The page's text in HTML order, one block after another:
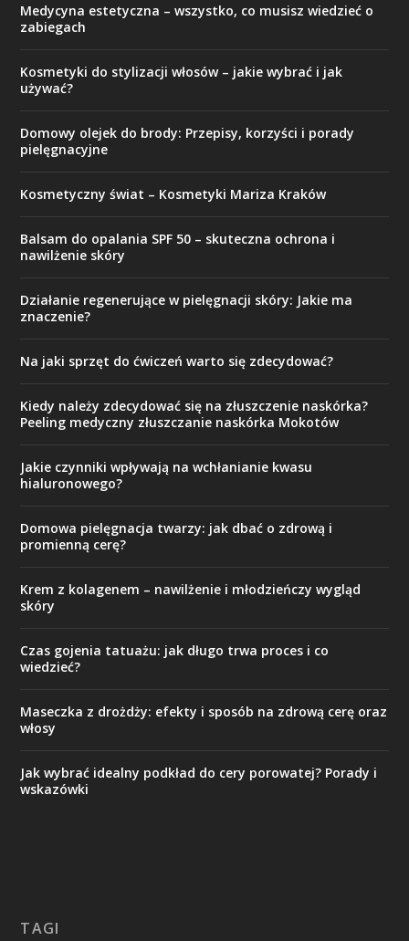
Medycyna estetyczna – wszystko, co musisz wiedzieć o
zabiegach
Kosmetyki do stylizacji włosów – jakie wybrać i jak
używać?
Domowy olejek do brody: Przepisy, korzyści i porady
pielęgnacyjne
Kosmetyczny świat – Kosmetyki Mariza Kraków
Balsam do opalania SPF 50 – skuteczna ochrona i
nawilżenie skóry
Działanie regenerujące w pielęgnacji skóry: Jakie ma
znaczenie?
Na jaki sprzęt do ćwiczeń warto się zdecydować?
Kiedy należy zdecydować się na złuszczenie naskórka?
Peeling medyczny złuszczanie naskórka Mokotów
Jakie czynniki wpływają na wchłanianie kwasu
hialuronowego?
Domowa pielęgnacja twarzy: jak dbać o zdrową i
promienną cerę?
Krem z kolagenem – nawilżenie i młodzieńczy wygląd
skóry
Czas gojenia tatuażu: jak długo trwa proces i co
wiedzieć?
Maseczka z drożdży: efekty i sposób na zdrową cerę oraz
włosy
Jak wybrać idealny podkład do cery porowatej? Porady i
wskazówki
TAGI